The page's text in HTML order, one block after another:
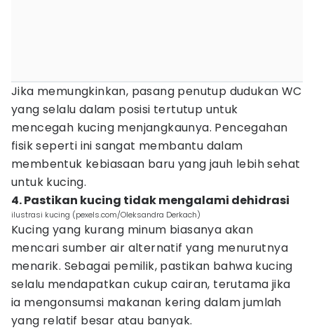
Jika memungkinkan, pasang penutup dudukan WC
yang selalu dalam posisi tertutup untuk
mencegah kucing menjangkaunya. Pencegahan
fisik seperti ini sangat membantu dalam
membentuk kebiasaan baru yang jauh lebih sehat
untuk kucing.
4. Pastikan kucing tidak mengalami dehidrasi
ilustrasi kucing (pexels.com/Oleksandra Derkach)
Kucing yang kurang minum biasanya akan
mencari sumber air alternatif yang menurutnya
menarik. Sebagai pemilik, pastikan bahwa kucing
selalu mendapatkan cukup cairan, terutama jika
ia mengonsumsi makanan kering dalam jumlah
yang relatif besar atau banyak.